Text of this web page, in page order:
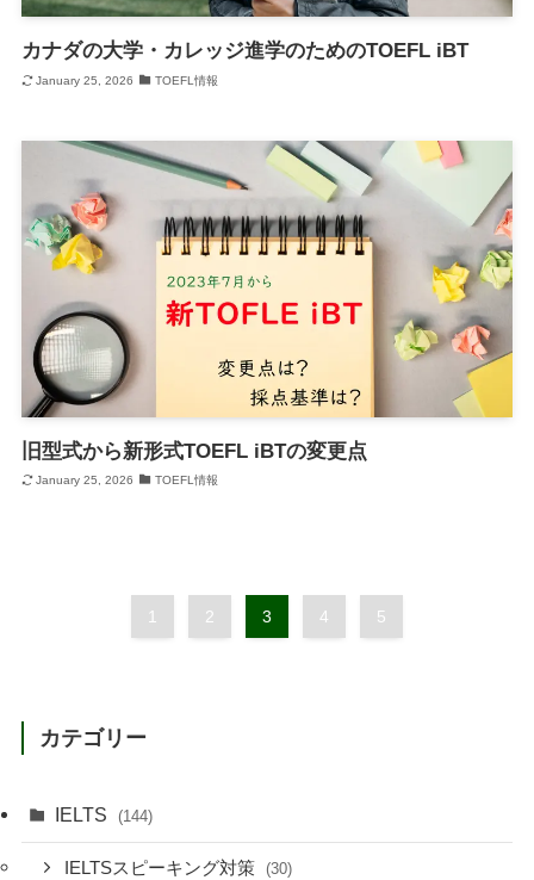
カナダの大学・カレッジ進学のためのTOEFL iBT
January 25, 2026 TOEFL情報
旧型式から新形式TOEFL iBTの変更点
January 25, 2026 TOEFL情報
1 2 3 4 5
カテゴリー
IELTS (144)
IELTSスピーキング対策 (30)